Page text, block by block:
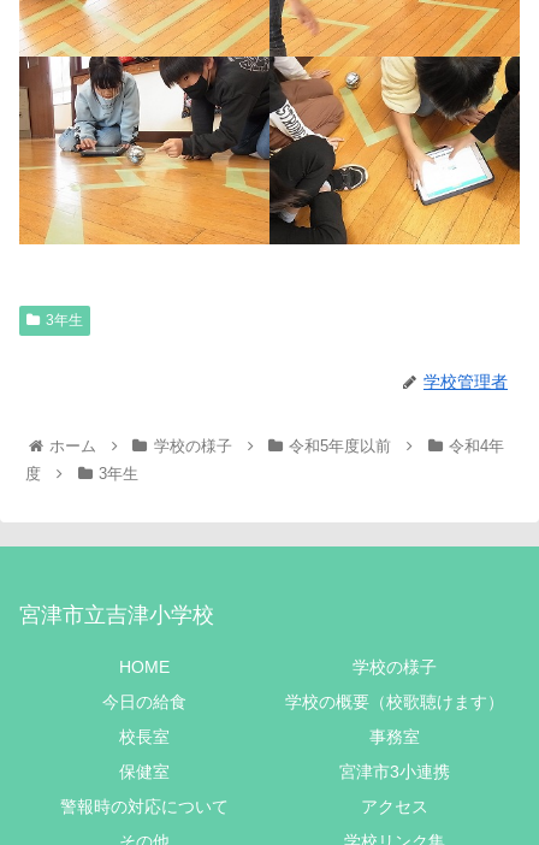
3年生
学校管理者
ホーム 学校の様子 令和5年度以前
令和4年
度
3年生
宮津市立吉津小学校
HOME
学校の様子
今日の給食
学校の概要（校歌聴けます）
校長室
事務室
保健室
宮津市3小連携
警報時の対応について
アクセス